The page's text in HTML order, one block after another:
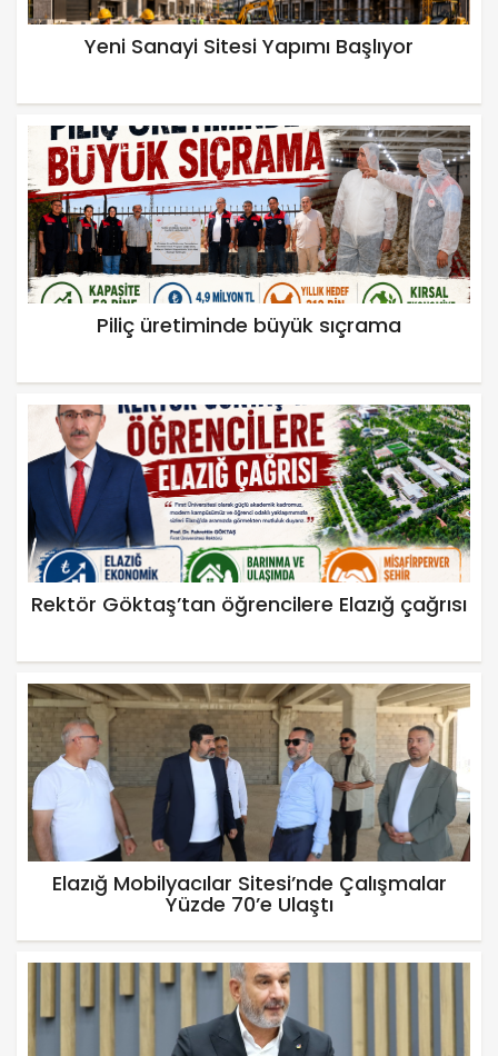
Yeni Sanayi Sitesi Yapımı Başlıyor
Piliç üretiminde büyük sıçrama
Rektör Göktaş’tan öğrencilere Elazığ çağrısı
Elazığ Mobilyacılar Sitesi’nde Çalışmalar
Yüzde 70’e Ulaştı